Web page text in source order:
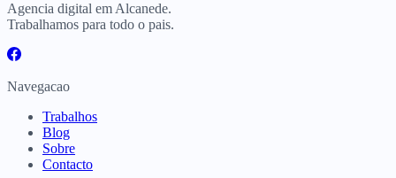
Agencia digital em Alcanede.
Trabalhamos para todo o pais.
Navegacao
Trabalhos
Blog
Sobre
Contacto